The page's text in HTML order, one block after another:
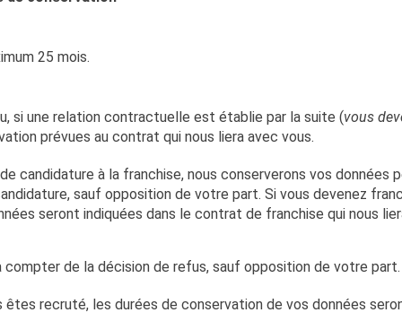
25 mois.
si une relation contractuelle est établie par la suite (vous
prévues au contrat qui nous liera avec vous.
candidature à la franchise, nous conserverons vos données
sauf opposition de votre part. Si vous devenez
seront indiquées dans le contrat de franchise qui nous
compter de la décision de refus, sauf opposition de votre part.
êtes recruté, les durées de conservation de vos données